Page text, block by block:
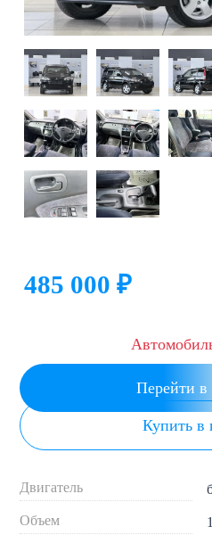
485 000 ₽
Перейти в
Купить в
Двигатель
Объем